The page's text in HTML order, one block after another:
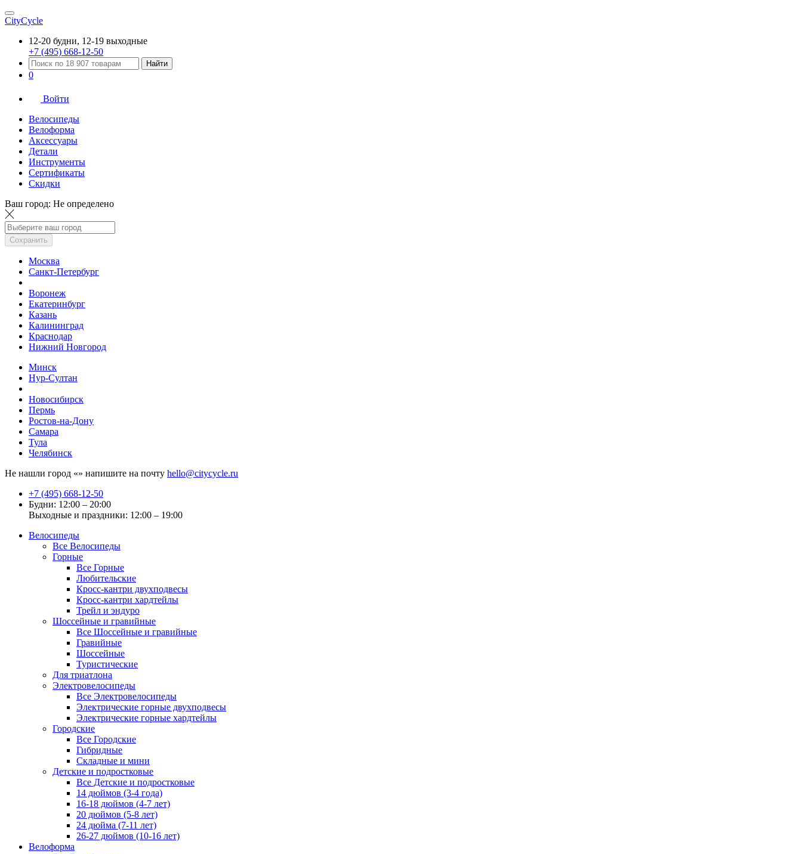
CityCycle
12-20 будни, 12-19 выходные
+7 (495) 668-12-50
Найти
0
Войти
Велосипеды
Велоформа
Аксессуары
Детали
Инструменты
Сертификаты
Скидки
Ваш город: Не определено
Сохранить
Москва
Санкт-Петербург
Воронеж
Екатеринбург
Казань
Калининград
Краснодар
Нижний Новгород
Минск
Нур-Султан
Новосибирск
Пермь
Ростов-на-Дону
Самара
Тула
Челябинск
Не нашли город «» напишите на почту hello@citycycle.ru
+7 (495) 668-12-50
Будни: 12:00 – 20:00
Выходные и праздники: 12:00 – 19:00
Велосипеды
Все Велосипеды
Горные
Все Горные
Любительские
Кросс-кантри двухподвесы
Кросс-кантри хардтейлы
Трейл и эндуро
Шоссейные и гравийные
Все Шоссейные и гравийные
Гравийные
Шоссейные
Туристические
Для триатлона
Электровелосипеды
Все Электровелосипеды
Электрические горные двухподвесы
Электрические горные хардтейлы
Городские
Все Городские
Гибридные
Складные и мини
Детские и подростковые
Все Детские и подростковые
14 дюймов (3-4 года)
16-18 дюймов (4-7 лет)
20 дюймов (5-8 лет)
24 дюйма (7-11 лет)
26-27 дюймов (10-16 лет)
Велоформа